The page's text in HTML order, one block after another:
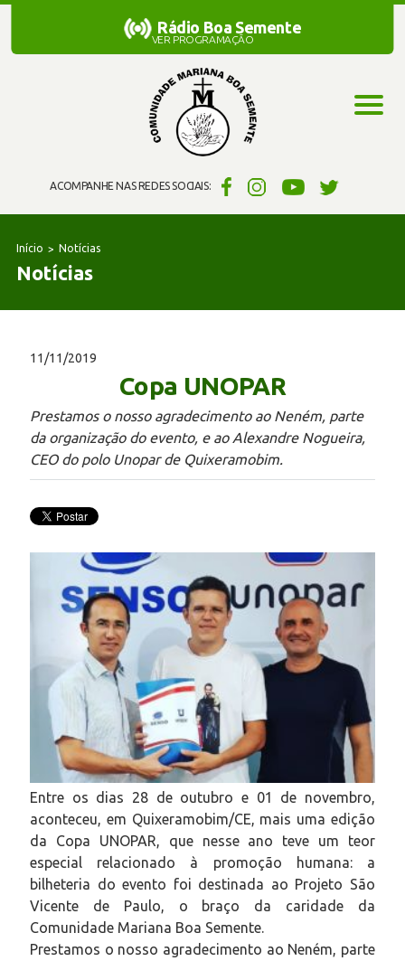
ACOMPANHE NAS REDES SOCIAIS:
Rádio Boa Semente
Rádio Boa Semente
VER PROGRAMAÇÃO
Início Notícias
Notícias
11/11/2019
Copa UNOPAR
Prestamos o nosso agradecimento ao Neném, parte
da organização do evento, e ao Alexandre Nogueira,
CEO do polo Unopar de Quixeramobim.
Entre os dias 28 de outubro e 01 de novembro,
aconteceu, em Quixeramobim/CE, mais uma edição
da Copa UNOPAR, que nesse ano teve um teor
especial relacionado à promoção humana: a
bilheteria do evento foi destinada ao Projeto São
Vicente de Paulo, o braço da caridade da
Comunidade Mariana Boa Semente.
Prestamos o nosso agradecimento ao Neném, parte